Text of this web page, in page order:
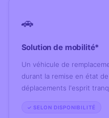
🚗
Solution de mobilité*
Un véhicule de
durant la remise en état
déplacements l'esprit
✓ SELON DISPONIBILITÉ